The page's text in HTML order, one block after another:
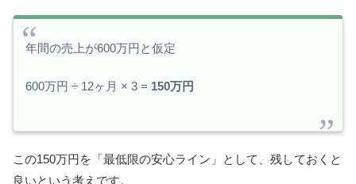
年間の売上が600万円と仮定
600万円 ÷ 12ヶ月 × 3 = 150万円
この150万円を「最低限の安心ライン」として、残しておくと
良いという考えです。